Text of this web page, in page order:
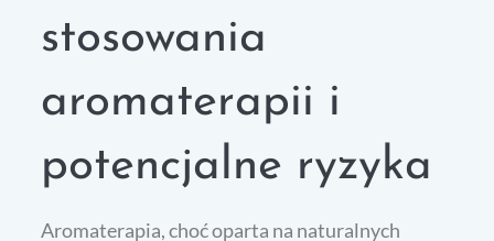
stosowania
aromaterapii i
potencjalne ryzyka
Aromaterapia, choć oparta na naturalnych